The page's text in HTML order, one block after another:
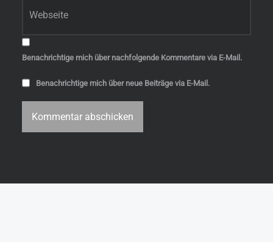
Benachrichtige mich über nachfolgende Kommentare via E-Mail.
Benachrichtige mich über neue Beiträge via E-Mail.